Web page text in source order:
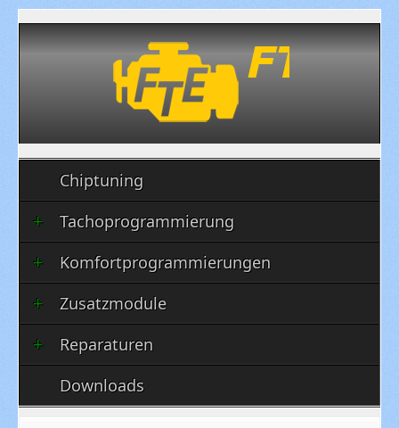
Chiptuning
Tachoprogrammierung
Komfortprogrammierungen
Zusatzmodule
Reparaturen
Downloads